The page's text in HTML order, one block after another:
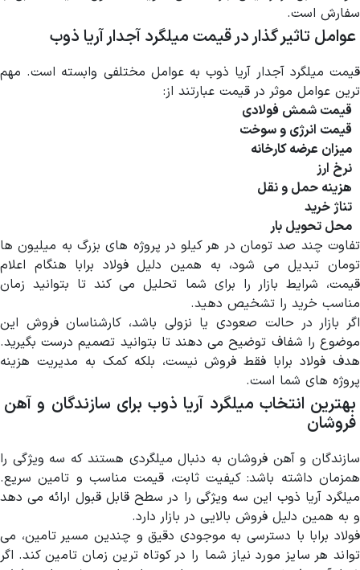
سفارش است.
عوامل تاثیر گذار در قیمت میلگرد آجدار آریا ذوب
قیمت میلگرد آجدار آریا ذوب به عوامل مختلفی وابسته است. مهم
ترین عوامل موثر در قیمت عبارتند از:
قیمت شمش فولادی
قیمت انرژی و سوخت
میزان عرضه کارخانه
نرخ ارز
هزینه حمل و نقل
تناژ خرید
محل تحویل بار
تفاوت چند صد تومان در هر کیلو در پروژه های بزرگ به میلیون ها
تومان تبدیل می شود، به همین دلیل فولاد برابا هنگام اعلام
قیمت، شرایط بازار را برای شما تحلیل می کند تا بتوانید زمان
مناسب خرید را تشخیص دهید.
اگر بازار در حالت صعودی یا نزولی باشد، کارشناسان فروش این
موضوع را شفاف توضیح می دهند تا بتوانید تصمیم درست بگیرید.
هدف فولاد برابا فقط فروش نیست، بلکه کمک به مدیریت هزینه
پروژه های شما است.
بهترین انتخاب میلگرد آریا ذوب برای سازندگان و آهن
فروشان
سازندگان و آهن فروشان به دنبال میلگردی هستند که سه ویژگی را
همزمان داشته باشد: کیفیت ثابت، قیمت مناسب و تامین سریع.
میلگرد آریا ذوب این سه ویژگی را در سطح قابل قبول ارائه می دهد
و به همین دلیل فروش بالایی در بازار دارد.
فولاد برابا با دسترسی به موجودی دقیق و چندین مسیر تامین، می
تواند هر سایز مورد نیاز شما را در کوتاه ترین زمان تامین کند. اگر